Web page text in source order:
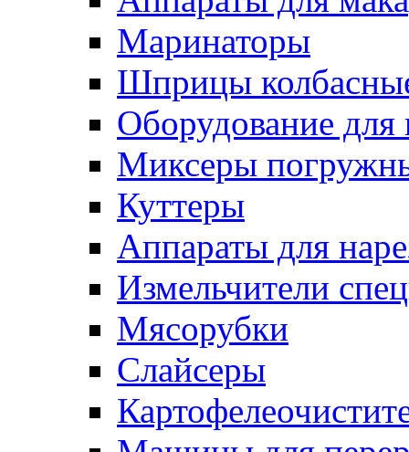
Маринаторы
Шприцы
Оборудование для
Миксеры
Куттеры
Аппараты для
Измельчители
Мясорубки
Слайсеры